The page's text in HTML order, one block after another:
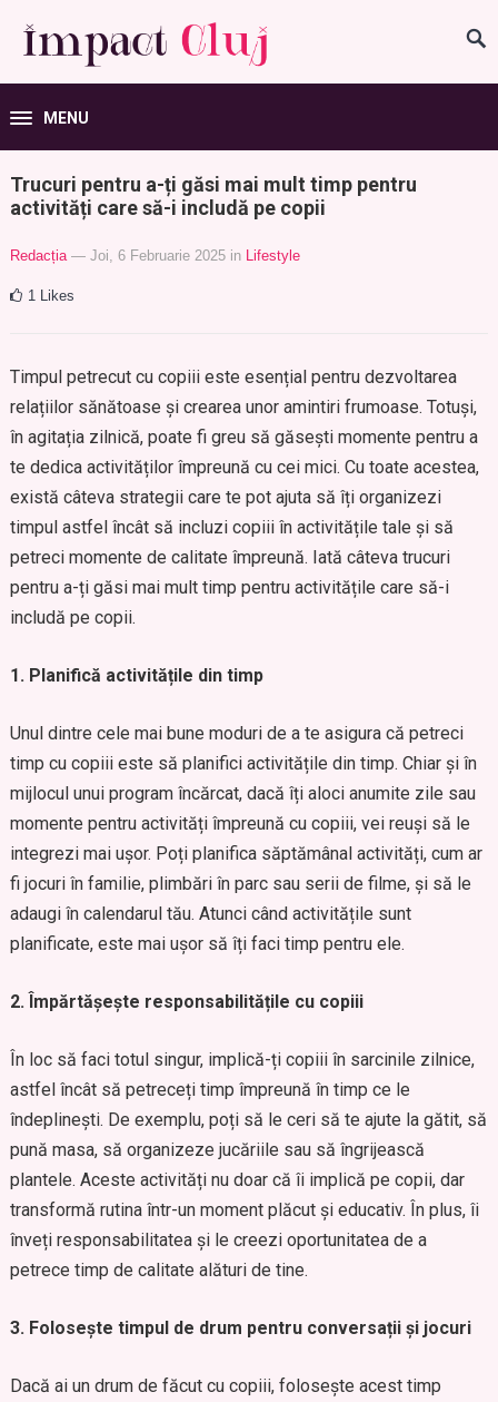
MENU
Trucuri pentru a-ți găsi mai mult timp pentru
activități care să-i includă pe copii
Redacția — Joi, 6 Februarie 2025 in Lifestyle
1 Likes
Timpul petrecut cu copiii este esențial pentru dezvoltarea
relațiilor sănătoase și crearea unor amintiri frumoase. Totuși,
în agitația zilnică, poate fi greu să găsești momente pentru a
te dedica activităților împreună cu cei mici. Cu toate acestea,
există câteva strategii care te pot ajuta să îți organizezi
timpul astfel încât să incluzi copiii în activitățile tale și să
petreci momente de calitate împreună. Iată câteva trucuri
pentru a-ți găsi mai mult timp pentru activitățile care să-i
includă pe copii.
1. Planifică activitățile din timp
Unul dintre cele mai bune moduri de a te asigura că petreci
timp cu copiii este să planifici activitățile din timp. Chiar și în
mijlocul unui program încărcat, dacă îți aloci anumite zile sau
momente pentru activități împreună cu copiii, vei reuși să le
integrezi mai ușor. Poți planifica săptămânal activități, cum ar
fi jocuri în familie, plimbări în parc sau serii de filme, și să le
adaugi în calendarul tău. Atunci când activitățile sunt
planificate, este mai ușor să îți faci timp pentru ele.
2. Împărtășește responsabilitățile cu copiii
În loc să faci totul singur, implică-ți copiii în sarcinile zilnice,
astfel încât să petreceți timp împreună în timp ce le
îndeplinești. De exemplu, poți să le ceri să te ajute la gătit, să
pună masa, să organizeze jucăriile sau să îngrijească
plantele. Aceste activități nu doar că îi implică pe copii, dar
transformă rutina într-un moment plăcut și educativ. În plus, îi
înveți responsabilitatea și le creezi oportunitatea de a
petrece timp de calitate alături de tine.
3. Folosește timpul de drum pentru conversații și jocuri
Dacă ai un drum de făcut cu copiii, folosește acest timp